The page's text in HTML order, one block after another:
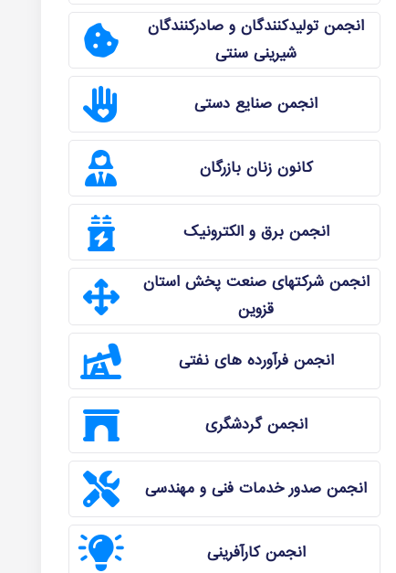
انجمن تولیدکنندگان و صادرکنندگان
شیرینی سنتی
انجمن صنایع دستی
کانون زنان بازرگان
انجمن برق و الکترونیک
انجمن شرکتهای صنعت پخش استان
قزوین
انجمن فرآورده های نفتی
انجمن گردشگری
انجمن صدور خدمات فنی و مهندسی
انجمن کارآفرینی